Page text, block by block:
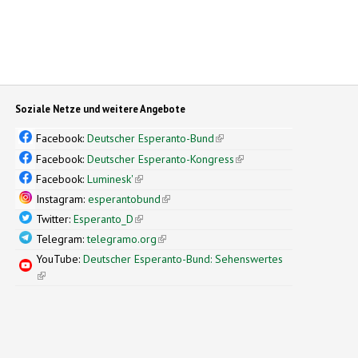
Soziale Netze und weitere Angebote
Facebook:Deutscher Esperanto-Bund(link is external)
Facebook:Deutscher Esperanto-Kongress(link is external)
Facebook:Luminesk'(link is external)
Instagram:esperantobund(link is external)
Twitter:Esperanto_D(link is external)
Telegram:telegramo.org(link is external)
YouTube:Deutscher Esperanto-Bund: Sehenswertes
(link is external)